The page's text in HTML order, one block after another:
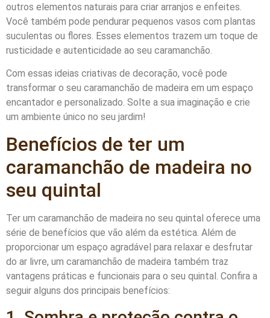
outros elementos naturais para criar arranjos e enfeites.
Você também pode pendurar pequenos vasos com plantas
suculentas ou flores. Esses elementos trazem um toque de
rusticidade e autenticidade ao seu caramanchão.
Com essas ideias criativas de decoração, você pode
transformar o seu caramanchão de madeira em um espaço
encantador e personalizado. Solte a sua imaginação e crie
um ambiente único no seu jardim!
Benefícios de ter um
caramanchão de madeira no
seu quintal
Ter um caramanchão de madeira no seu quintal oferece uma
série de benefícios que vão além da estética. Além de
proporcionar um espaço agradável para relaxar e desfrutar
do ar livre, um caramanchão de madeira também traz
vantagens práticas e funcionais para o seu quintal. Confira a
seguir alguns dos principais benefícios: